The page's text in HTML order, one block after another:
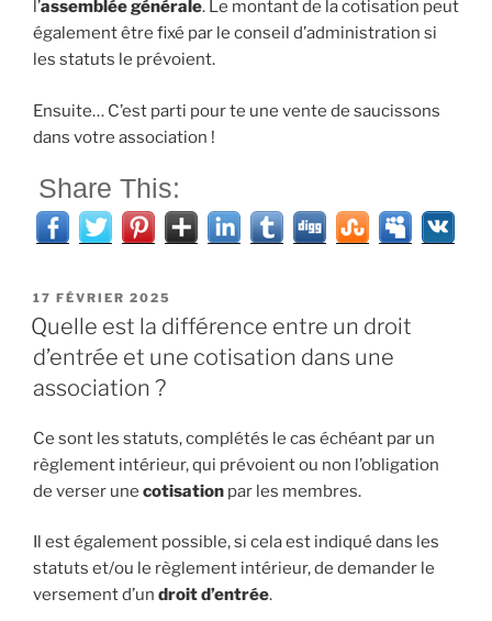
l’assemblée générale. Le montant de la cotisation peut
également être fixé par le conseil d’administration si
les statuts le prévoient.
Ensuite… C’est parti pour te une vente de saucissons
dans votre association !
Share This:
PUBLIÉ
LE
17 FÉVRIER 2025
Quelle est la différence entre un droit
d’entrée et une cotisation dans une
association ?
Ce sont les statuts, complétés le cas échéant par un
règlement intérieur, qui prévoient ou non l’obligation
de verser une cotisation par les membres.
Il est également possible, si cela est indiqué dans les
statuts et/ou le règlement intérieur, de demander le
versement d’un droit d’entrée.